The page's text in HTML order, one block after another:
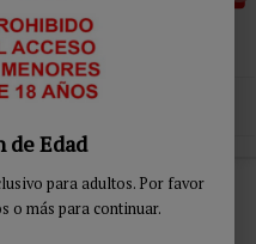
de Edad
para adultos. Por favor
o más para continuar.
100% Sumergible